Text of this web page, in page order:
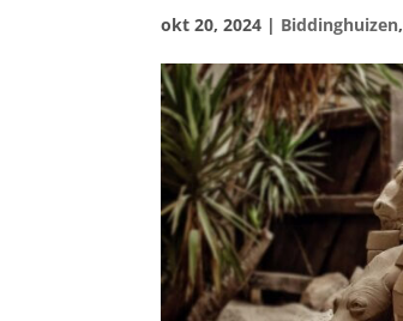
okt 20, 2024 | Biddinghuizen,